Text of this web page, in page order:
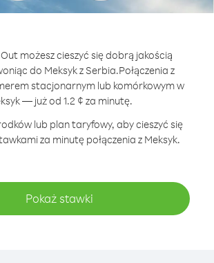
możesz cieszyć się dobrą jakością
do Meksyk z Serbia.Połączenia z
stacjonarnym lub komórkowym w
— już od 1.2 ¢ za minutę.
lub plan taryfowy, aby cieszyć się
za minutę połączenia z Meksyk.
Pokaż stawki